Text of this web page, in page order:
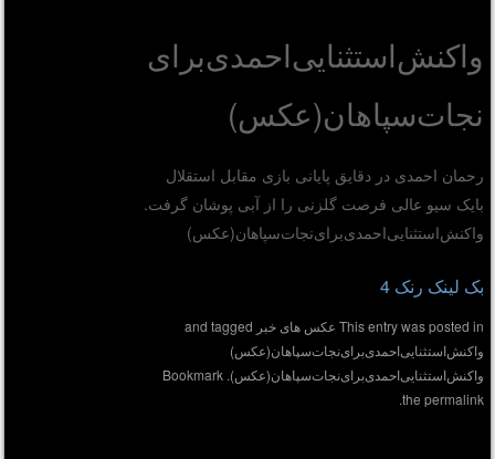
واکنش‌استثنایی‌احمدی‌برای‌
نجات‌سپاهان(عکس)
رحمان احمدی در دقایق پایانی بازی مقابل استقلال
بایک سیو عالی فرصت گلزنی را از آبی پوشان گرفت.
واکنش‌استثنایی‌احمدی‌برای‌نجات‌سپاهان(عکس)
بک لینک رنک 4
This entry was posted inعکس های خبرand tagged
واکنش‌استثنایی‌احمدی‌برای‌نجات‌سپاهان(عکس)
واکنش‌استثنایی‌احمدی‌برای‌نجات‌سپاهان(عکس) . Bookmark
thepermalink
.